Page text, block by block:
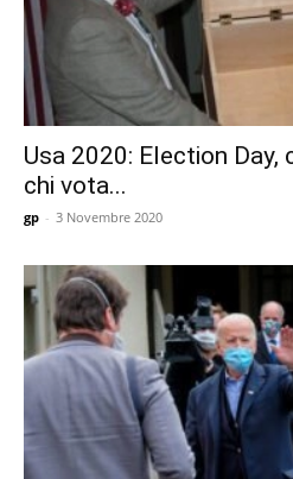
Usa 2020: Election Day,
chi vota...
gp - 3 Novembre 2020